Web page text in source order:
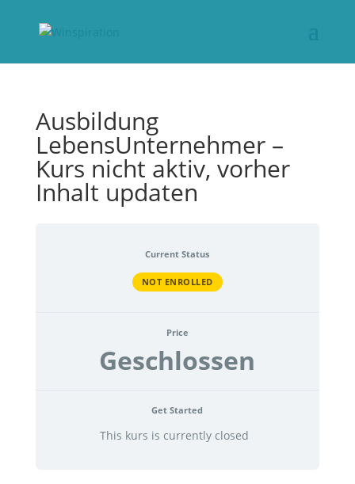
Ausbildung
LebensUnternehmer –
Kurs nicht aktiv, vorher
Inhalt updaten
Current Status
NOT ENROLLED
Price
Geschlossen
Get Started
This kurs is currently closed